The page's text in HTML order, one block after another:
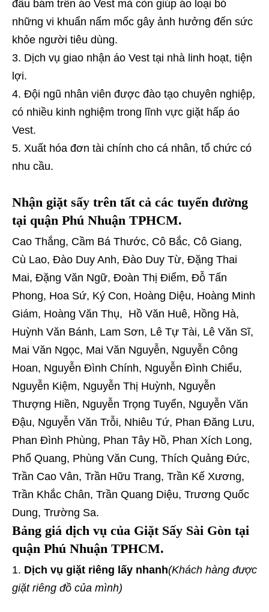
đầu bám trên áo Vest mà còn giúp áo loại bỏ
những vi khuẩn nấm mốc gây ảnh hưởng đến sức
khỏe người tiêu dùng.
Dịch vụ giao nhận áo Vest tại nhà linh hoạt, tiện
lợi.
Đội ngũ nhân viên được đào tạo chuyên nghiệp,
có nhiều kinh nghiệm trong lĩnh vực giặt hấp áo
Vest.
Xuất hóa đơn tài chính cho cá nhân, tổ chức có
nhu cầu.
Nhận giặt sấy trên tất cả các tuyến đường
tại quận Phú Nhuận TPHCM.
Cao Thắng, Cầm Bá Thước, Cô Bắc, Cô Giang,
Cù Lao, Đào Duy Anh, Đào Duy Từ, Đặng Thai
Mai, Đặng Văn Ngữ, Đoàn Thị Điểm, Đỗ Tấn
Phong, Hoa Sứ, Ký Con, Hoàng Diệu, Hoàng Minh
Giám, Hoàng Văn Thụ, Hồ Văn Huê, Hồng Hà,
Huỳnh Văn Bánh, Lam Sơn, Lê Tự Tài, Lê Văn Sĩ,
Mai Văn Ngọc, Mai Văn Nguyễn, Nguyễn Công
Hoan, Nguyễn Đình Chính, Nguyễn Đình Chiểu,
Nguyễn Kiệm, Nguyễn Thị Huỳnh, Nguyễn
Thượng Hiền, Nguyễn Trọng Tuyển, Nguyễn Văn
Đậu, Nguyễn Văn Trỗi, Nhiêu Tứ, Phan Đăng Lưu,
Phan Đình Phùng, Phan Tây Hồ, Phan Xích Long,
Phổ Quang, Phùng Văn Cung, Thích Quảng Đức,
Trần Cao Vân, Trần Hữu Trang, Trần Kế Xương,
Trần Khắc Chân, Trần Quang Diệu, Trương Quốc
Dung, Trường Sa.
Bảng giá dịch vụ của Giặt Sấy Sài Gòn tại
quận Phú Nhuận TPHCM.
Dịch vụ giặt riêng lấy nhanh(Khách hàng được
giặt riêng đồ của mình)